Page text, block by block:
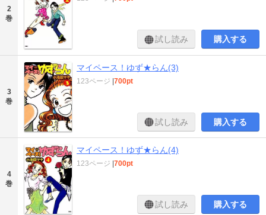
2
巻
試し読み 購入する
3
巻
マイペース！ゆず★らん(3)
123ページ 700pt
試し読み 購入する
4
巻
マイペース！ゆず★らん(4)
123ページ 700pt
試し読み 購入する